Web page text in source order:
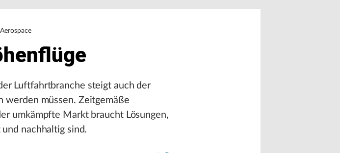
Luftfahrtbranche steigt auch der
werden müssen. Zeitgemäße
umkämpfte Markt braucht Lösungen,
nachhaltig sind.